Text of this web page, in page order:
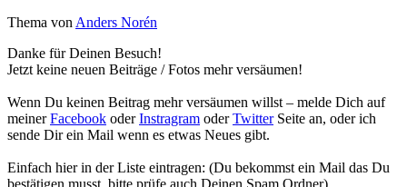
Thema von Anders Norén
Danke für Deinen Besuch!
Jetzt keine neuen Beiträge / Fotos mehr versäumen!
Wenn Du keinen Beitrag mehr versäumen willst – melde Dich auf
meinerFacebook oderInstragram oderTwitterSeite an, oder ich
sende Dir ein Mail wenn es etwas Neues gibt.
Einfach hier in der Liste eintragen: (Du bekommst ein Mail das Du
bestätigen musst, bitte prüfe auch Deinen Spam Ordner)